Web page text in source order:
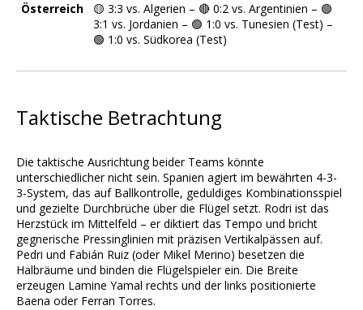
Österreich
🟡 3:3 vs. Algerien – 🔴 0:2 vs. Argentinien – 🟢
3:1 vs. Jordanien – 🟢 1:0 vs. Tunesien (Test) –
🟢 1:0 vs. Südkorea (Test)
Taktische Betrachtung
Die taktische Ausrichtung beider Teams könnte
unterschiedlicher nicht sein. Spanien agiert im bewährten 4-3-
3-System, das auf Ballkontrolle, geduldiges Kombinationsspiel
und gezielte Durchbrüche über die Flügel setzt. Rodri ist das
Herzstück im Mittelfeld – er diktiert das Tempo und bricht
gegnerische Pressinglinien mit präzisen Vertikalpässen auf.
Pedri und Fabián Ruiz (oder Mikel Merino) besetzen die
Halbräume und binden die Flügelspieler ein. Die Breite
erzeugen Lamine Yamal rechts und der links positionierte
Baena oder Ferran Torres.